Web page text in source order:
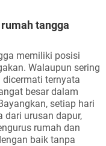
tangga
memiliki posisi
Walaupun sering
ternyata
besar dalam
setiap hari
dari urusan dapur,
rumah dan
baik tanpa